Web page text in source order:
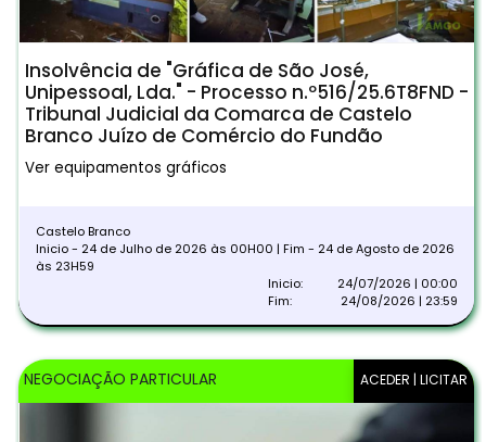
Insolvência de "Gráfica de São José,
Unipessoal, Lda." - Processo n.º516/25.6T8FND -
Tribunal Judicial da Comarca de Castelo
Branco Juízo de Comércio do Fundão
Ver equipamentos gráficos
Castelo Branco
Inicio - 24 de Julho de 2026 às 00H00 | Fim - 24 de Agosto de 2026
às 23H59
Inicio:
24/07/2026 | 00:00
Fim:
24/08/2026 | 23:59
ACEDER | LICITAR
NEGOCIAÇÃO PARTICULAR